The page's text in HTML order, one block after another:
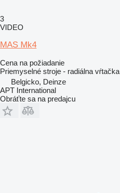
3
VIDEO
MAS Mk4
Cena na požiadanie
Priemyselné stroje - radiálna vŕtačka
Belgicko, Deinze
APT International
Obráťte sa na predajcu